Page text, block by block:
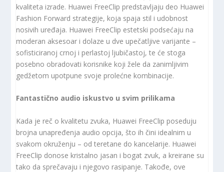
kvaliteta izrade. Huawei FreeClip predstavljaju deo Huawei
Fashion Forward strategije, koja spaja stil i udobnost
nosivih uređaja. Huawei FreeClip estetski podsećaju na
moderan aksesoar i dolaze u dve upečatljive varijante –
sofisticiranoj crnoj i perlastoj ljubičastoj, te će stoga
posebno obradovati korisnike koji žele da zanimljivim
gedžetom upotpune svoje prolećne kombinacije.
Fantastično audio iskustvo u svim prilikama
Kada je reč o kvalitetu zvuka, Huawei FreeClip poseduju
brojna unapređenja audio opcija, što ih čini idealnim u
svakom okruženju – od teretane do kancelarije. Huawei
FreeClip donose kristalno jasan i bogat zvuk, a kreirane su
tako da sprečavaju i njegovo rasipanje. Takođe, ove